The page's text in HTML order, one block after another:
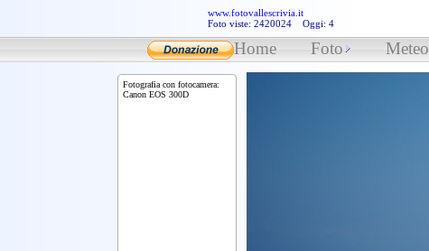
www.fotovallescrivia.it
Foto viste: 2420024 Oggi: 4
Home Foto Meteo
Fotografia con fotocamera:
Canon EOS 300D